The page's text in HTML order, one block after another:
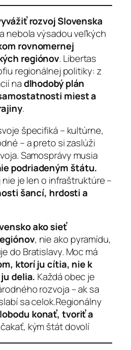
rozvoj Slovenska
nebola výsadou veľkých
rovnomernej
regiónov. Libertas
regionálnej politiky: z
nadlhodobý plán
miest a
.
špecifiká – kultúrne,
– a preto si zaslúži
Samosprávy musia
podriadeným štátu.
je len o infraštruktúre –
šancí, hrdosti a
ako sieť
, nie ako pyramídu,
do Bratislavy. Moc má
ktorí ju cítia, nie k
delia. Každá obec je
rozvoja – ak sa
sa celok.Regionálny
konať, tvoriť a
kým štát dovolí